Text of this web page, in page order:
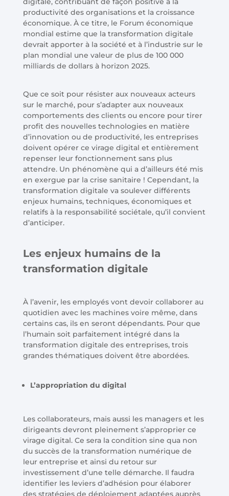
productivité des organisations et la croissance
économique. À ce titre, le Forum économique
mondial estime que la transformation digitale
devrait apporter à la société et à l’industrie sur le
plan mondial une valeur de plus de 100 000
milliards de dollars à horizon 2025.
Que ce soit pour résister aux nouveaux acteurs
sur le marché, pour s’adapter aux nouveaux
comportements des clients ou encore pour tirer
profit des nouvelles technologies en matière
d’innovation ou de productivité, les entreprises
doivent opérer ce virage digital et entièrement
repenser leur fonctionnement sans plus
attendre. Un phénomène qui a d’ailleurs été mis
en exergue par la crise sanitaire ! Cependant, la
transformation digitale va soulever différents
enjeux humains, techniques, économiques et
relatifs à la responsabilité sociétale, qu’il convient
d’anticiper.
Les enjeux humains de la
transformation digitale
À l’avenir, les employés vont devoir collaborer au
quotidien avec les machines voire même, dans
certains cas, ils en seront dépendants. Pour que
l’humain soit parfaitement intégré dans la
transformation digitale des entreprises, trois
grandes thématiques doivent être abordées.
L’appropriation du digital
Les collaborateurs, mais aussi les managers et les
dirigeants devront pleinement s’approprier ce
virage digital. Ce sera la condition sine qua non
du succès de la transformation numérique de
leur entreprise et ainsi du retour sur
investissement d’une telle démarche. Il faudra
identifier les leviers d’adhésion pour élaborer
des stratégies de déploiement adaptées auprès